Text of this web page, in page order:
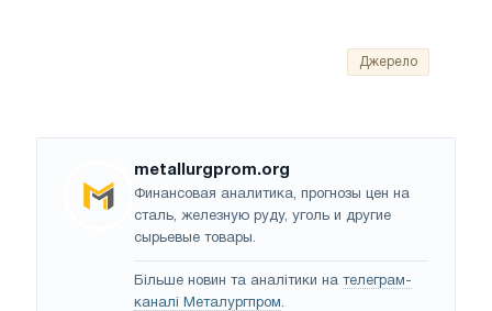
Джерело
metallurgprom.org
Финансовая аналитика, прогнозы цен на
сталь, железную руду, уголь и другие
сырьевые товары.
Більше новин та аналітики на телеграм-
каналі Металургпром.